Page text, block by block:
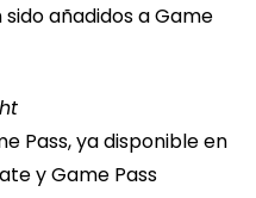
sido añadidos a Game
Pass, ya disponible en
y Game Pass